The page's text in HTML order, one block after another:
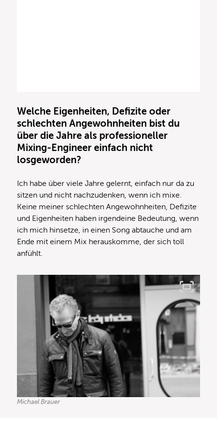
Welche Eigenheiten, Defizite oder
schlechten Angewohnheiten bist du
über die Jahre als professioneller
Mixing-Engineer einfach nicht
losgeworden?
Ich habe über viele Jahre gelernt, einfach nur da zu
sitzen und nicht nachzudenken, wenn ich mixe.
Keine meiner schlechten Angewohnheiten, Defizite
und Eigenheiten haben irgendeine Bedeutung, wenn
ich mich hinsetze, in einen Song abtauche und am
Ende mit einem Mix herauskomme, der sich toll
anfühlt.
Michael Brauer